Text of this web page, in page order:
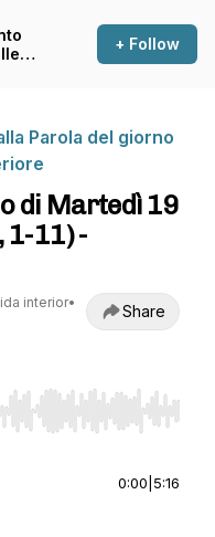
+ Follow
Parola del giorno
di Martedì 19
1-11) -
interior•
Share
Home/End to jump
0:00 5:16